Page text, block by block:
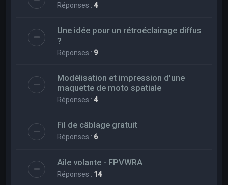
Réponses :4
Une idée pour un rétroéclairage diffus
?
Réponses : 9
Modélisation et impression d'une
maquette de moto spatiale
Réponses :4
Fil de câblage gratuit
Réponses : 6
Aile volante - FPVWRA
Réponses : 14